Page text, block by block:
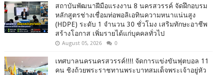
สถาบันพัฒนาฝีมือแรงงาน 8 นครสวรรค์ จัดฝึกอบรม
หลักสูตรช่างเชื่อมท่อพอลิเอทินความหนาแน่นสูง
(HDPE) ระดับ 1 จำนวน 30 ชั่วโมง เสริมทักษะอาชีพ
สร้างโอกาส เพิ่มรายได้แก่บุคคลทั่วไป
August 05, 2026 0
เทศบาลนครนครสวรรค์!!!! จัดการแข่งขันฟุตบอล 11
คน ชิงถ้วยพระราชทานพระบาทสมเด็จพระเจ้าอยู่หัว